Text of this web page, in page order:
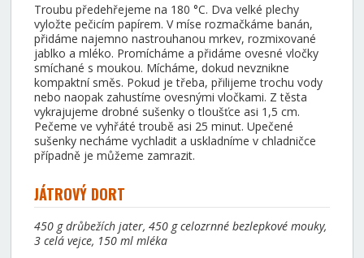
Troubu předehřejeme na 180 °C. Dva velké plechy
vyložte pečicím papírem. V míse rozmačkáme banán,
přidáme najemno nastrouhanou mrkev, rozmixované
jablko a mléko. Promícháme a přidáme ovesné vločky
smíchané s moukou. Mícháme, dokud nevznikne
kompaktní směs. Pokud je třeba, přilijeme trochu vody
nebo naopak zahustíme ovesnými vločkami. Z těsta
vykrajujeme drobné sušenky o tloušťce asi 1,5 cm.
Pečeme ve vyhřáté troubě asi 25 minut. Upečené
sušenky necháme vychladit a uskladníme v chladničce
případně je můžeme zamrazit.
JÁTROVÝ DORT
450 g drůbežích jater, 450 g celozrnné bezlepkové mouky,
3 celá vejce, 150 ml mléka